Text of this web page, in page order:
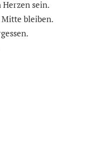
sein.
bleiben.